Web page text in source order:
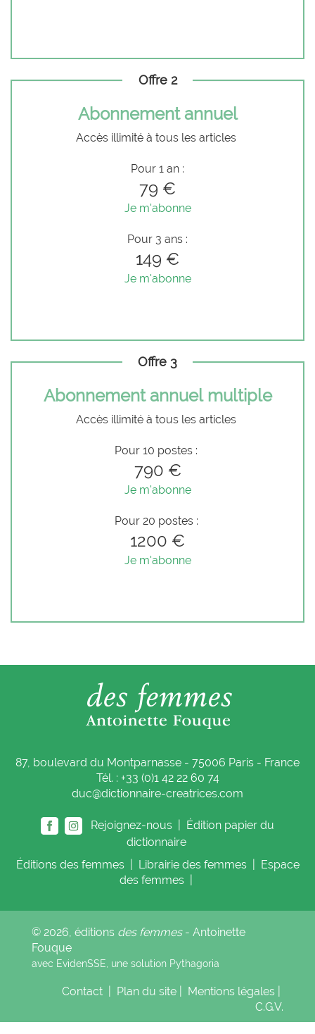
Offre 2
Abonnement annuel
Accès illimité à tous les articles
Pour 1 an :
79 €
Je m'abonne
Pour 3 ans :
149 €
Je m'abonne
Offre 3
Abonnement annuel multiple
Accès illimité à tous les articles
Pour 10 postes :
790 €
Je m'abonne
Pour 20 postes :
1200 €
Je m'abonne
87, boulevard du Montparnasse - 75006 Paris - France
Tél. : +33 (0)1 42 22 60 74
duc@dictionnaire-creatrices.com
Rejoignez-nous |
Édition papier du
dictionnaire
Éditions des femmes Librairie des femmes
Espace
des femmes
© 2026, éditions des femmes- Antoinette
Fouque
avec EvidenSSE, une solution Pythagoria
Contact Plan du site Mentions légales
C.G.V.